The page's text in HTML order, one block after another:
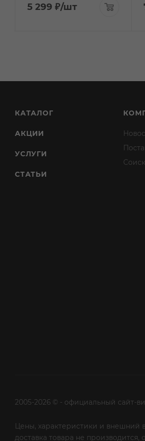
5 299 ₽/шт
КАТАЛОГ
АКЦИИ
УСЛУГИ
СТАТЬИ
2005-2026 © - официальный сайт-
Цены, характеристики и внешний
доставка товара не